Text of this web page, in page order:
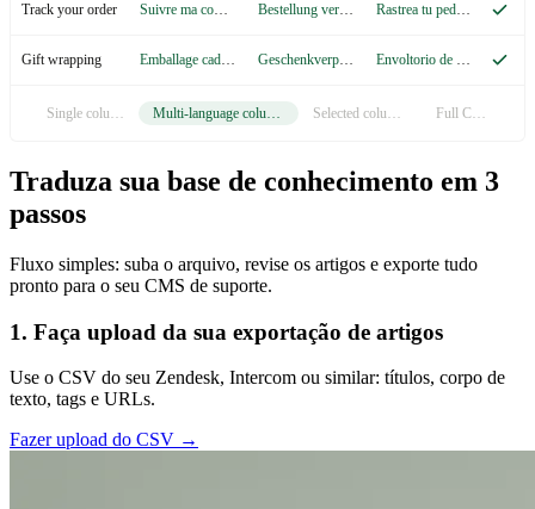
Track your order
Gift wrapping
Full CSV
Traduza sua base de conhecimento em 3
passos
Fluxo simples: suba o arquivo, revise os artigos e exporte tudo
pronto para o seu CMS de suporte.
1. Faça upload da sua exportação de artigos
Use o CSV do seu Zendesk, Intercom ou similar: títulos, corpo de
texto, tags e URLs.
Fazer upload do CSV →